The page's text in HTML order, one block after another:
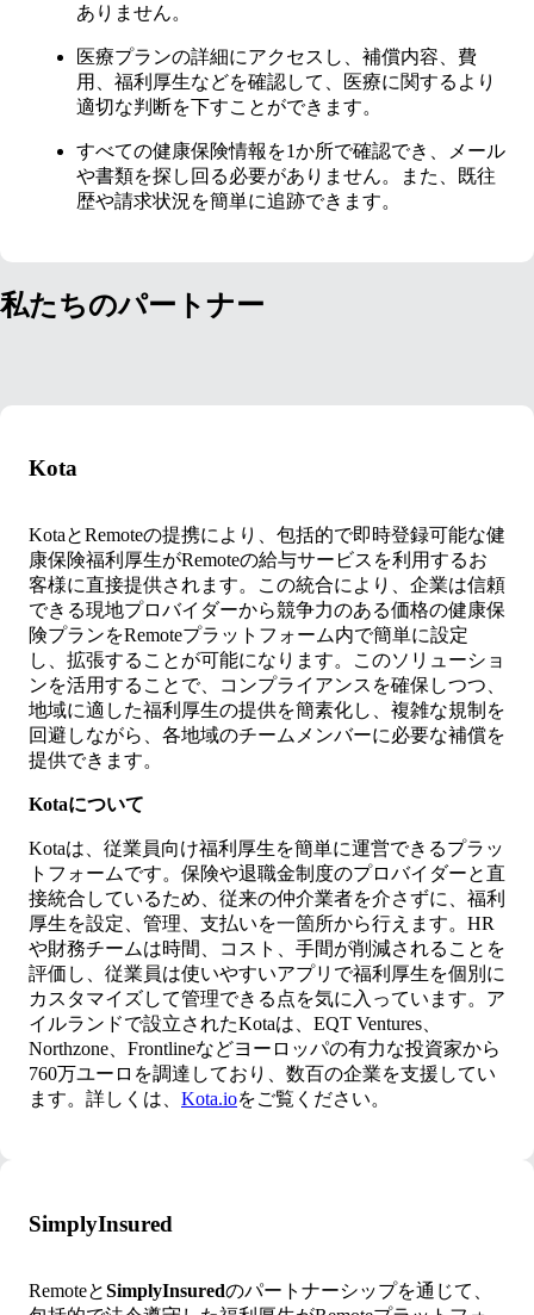
ありません。
医療プランの詳細にアクセスし、補償内容、費
用、福利厚生などを確認して、医療に関するより
適切な判断を下すことができます。
すべての健康保険情報を1か所で確認でき、メール
や書類を探し回る必要がありません。また、既往
歴や請求状況を簡単に追跡できます。
私たちのパートナー
Kota
KotaとRemoteの提携により、包括的で即時登録可能な健
康保険福利厚生がRemoteの給与サービスを利用するお
客様に直接提供されます。この統合により、企業は信頼
できる現地プロバイダーから競争力のある価格の健康保
険プランをRemoteプラットフォーム内で簡単に設定
し、拡張することが可能になります。このソリューショ
ンを活用することで、コンプライアンスを確保しつつ、
地域に適した福利厚生の提供を簡素化し、複雑な規制を
回避しながら、各地域のチームメンバーに必要な補償を
提供できます。
Kotaについて
Kotaは、従業員向け福利厚生を簡単に運営できるプラッ
トフォームです。保険や退職金制度のプロバイダーと直
接統合しているため、従来の仲介業者を介さずに、福利
厚生を設定、管理、支払いを一箇所から行えます。HR
や財務チームは時間、コスト、手間が削減されることを
評価し、従業員は使いやすいアプリで福利厚生を個別に
カスタマイズして管理できる点を気に入っています。ア
イルランドで設立されたKotaは、EQT Ventures、
Northzone、Frontlineなどヨーロッパの有力な投資家から
760万ユーロを調達しており、数百の企業を支援してい
ます。詳しくは、 Kota.ioをご覧ください。
SimplyInsured
RemoteとSimplyInsuredのパートナーシップを通じて、